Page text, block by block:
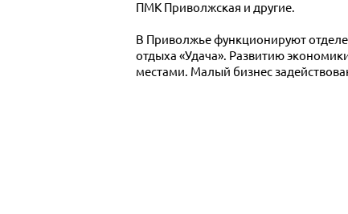
ПМК Приволжская и другие.
В Приволжье функционируют
отдыха «Удача». Развитию
местами. Малый бизнес